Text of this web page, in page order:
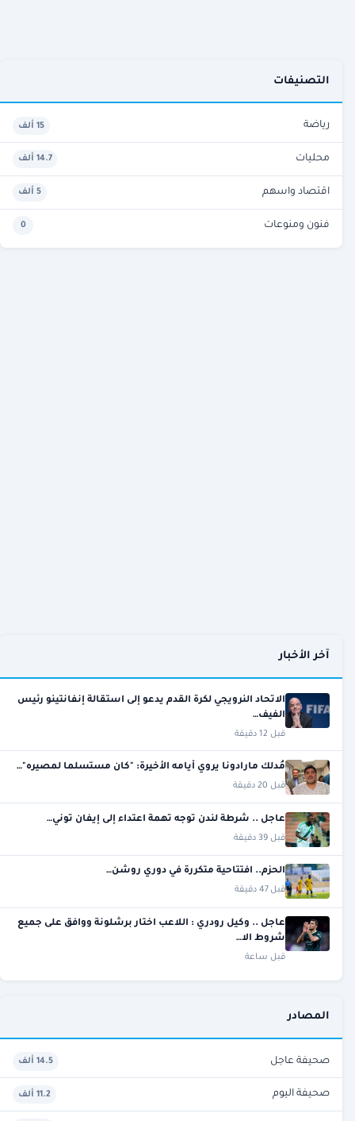
التصنيفات
رياضة 15 ألف
محليات 14.7 ألف
اقتصاد واسهم 5 ألف
فنون ومنوعات 0
آخر الأخبار
الاتحاد النرويجي لكرة القدم يدعو إلى استقالة إنفانتينو رئيس
الفيف…
قبل 12 دقيقة
مُدلك مارادونا يروي أيامه الأخيرة: "كان مستسلما لمصيره"…
قبل 20 دقيقة
عاجل .. شرطة لندن توجه تهمة اعتداء إلى إيفان توني…
قبل 39 دقيقة
الحزم.. افتتاحية متكررة في دوري روشن…
قبل 47 دقيقة
عاجل .. وكيل رودري : اللاعب اختار برشلونة ووافق على جميع
شروط الا…
قبل ساعة
المصادر
صحيفة عاجل 14.5 ألف
صحيفة اليوم 11.2 ألف